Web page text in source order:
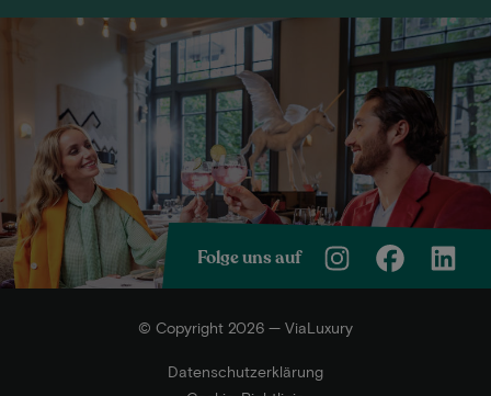
Folge uns auf
© Copyright 2026 — ViaLuxury
Datenschutzerklärung